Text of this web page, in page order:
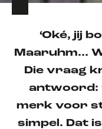
‘Oké, jij
Maaruhm…
Die vraag
antwoord:
merk voor
simpel. Dat